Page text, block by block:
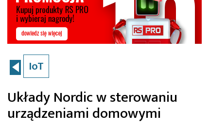
IoT
Układy Nordic w sterowaniu
urządzeniami domowymi